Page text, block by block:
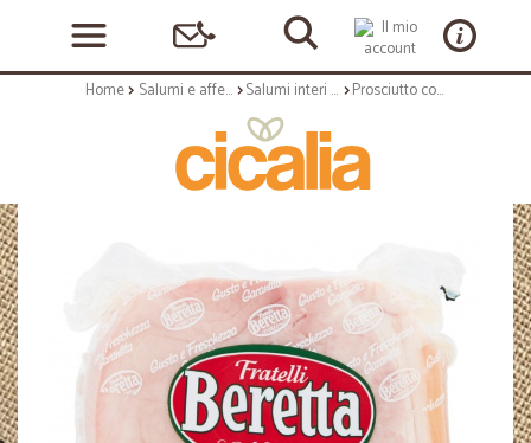
Home Salumi e affettati Salumi interi e al trancio Prosciutto cotto Beretta gr.800